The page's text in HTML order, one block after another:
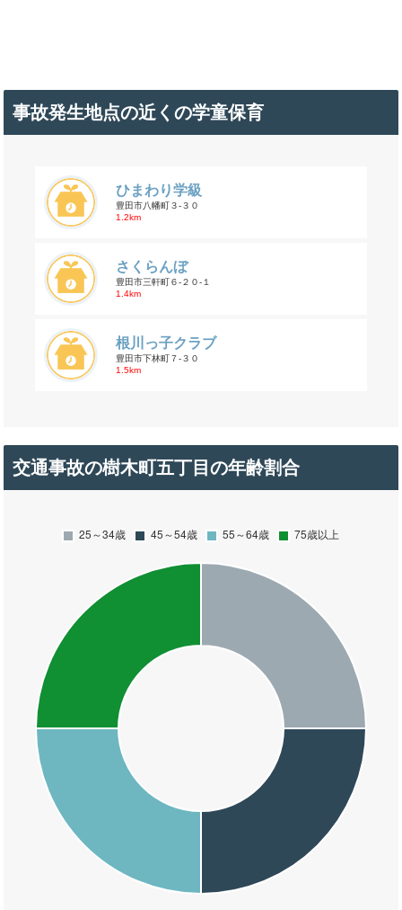
事故発生地点の近くの学童保育
ひまわり学級
豊田市八幡町３-３０
1.2km
さくらんぼ
豊田市三軒町６-２０-１
1.4km
根川っ子クラブ
豊田市下林町７-３０
1.5km
交通事故の樹木町五丁目の年齢割合